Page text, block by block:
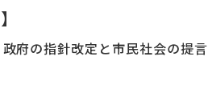
府の指針改定と市民社会の提言